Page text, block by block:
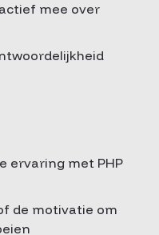
mee over
ervaring met PHP
de motivatie om